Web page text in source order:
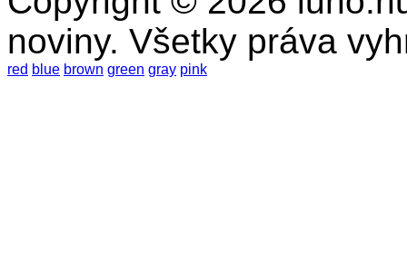
noviny. Všetky práva
red blue brown green gray pink